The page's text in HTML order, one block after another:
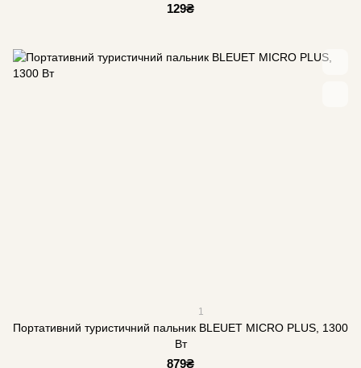
129₴
1
Портативний туристичний пальник BLEUET MICRO PLUS, 1300
Вт
879₴